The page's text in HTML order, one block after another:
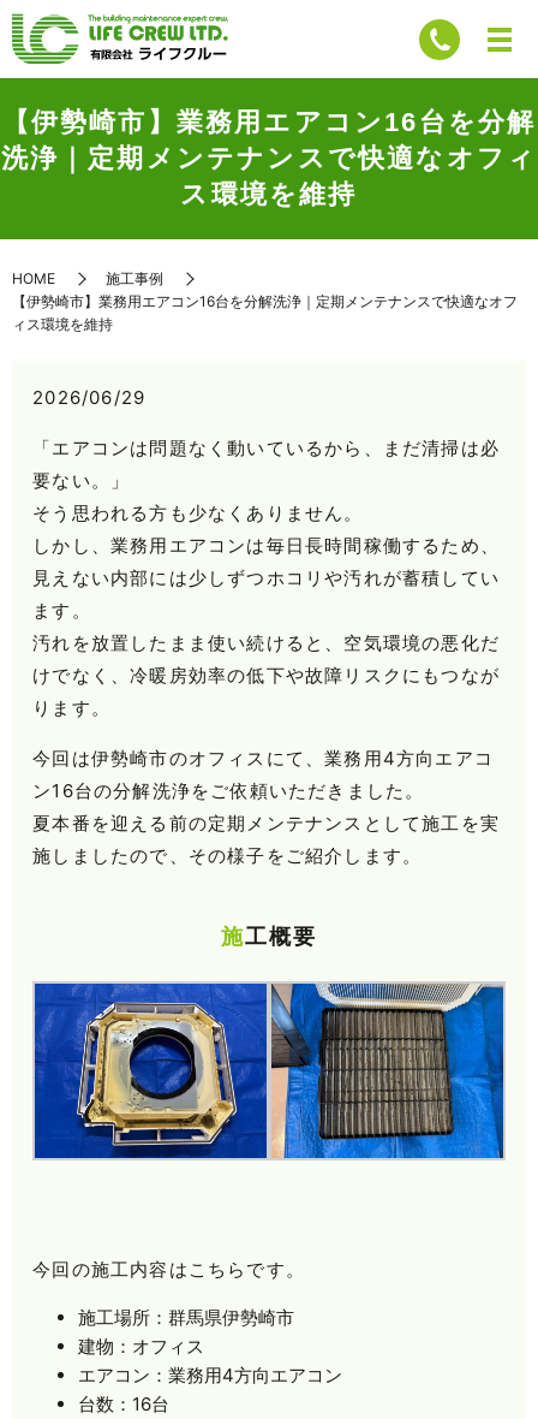
【伊勢崎市】業務用エアコン16台を分解
洗浄｜定期メンテナンスで快適なオフィ
ス環境を維持
HOME
施工事例
【伊勢崎市】業務用エアコン16台を分解洗浄｜定期メンテナンスで快適なオフ
ィス環境を維持
2026/06/29
「エアコンは問題なく動いているから、まだ清掃は必
要ない。」
そう思われる方も少なくありません。
しかし、業務用エアコンは毎日長時間稼働するため、
見えない内部には少しずつホコリや汚れが蓄積してい
ます。
汚れを放置したまま使い続けると、空気環境の悪化だ
けでなく、冷暖房効率の低下や故障リスクにもつなが
ります。
今回は伊勢崎市のオフィスにて、業務用4方向エアコ
ン16台の分解洗浄をご依頼いただきました。
夏本番を迎える前の定期メンテナンスとして施工を実
施しましたので、その様子をご紹介します。
施工概要
今回の施工内容はこちらです。
施工場所：群馬県伊勢崎市
建物：オフィス
エアコン：業務用4方向エアコン
台数：16台